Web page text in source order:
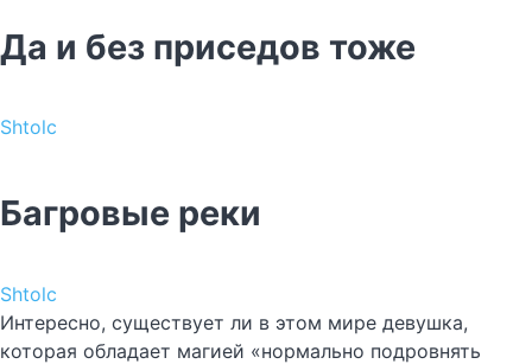
Да и без приседов тоже
Shtolc
Багровые реки
Shtolc
Интересно, существует ли в этом мире девушка,
которая обладает магией «нормально подровнять